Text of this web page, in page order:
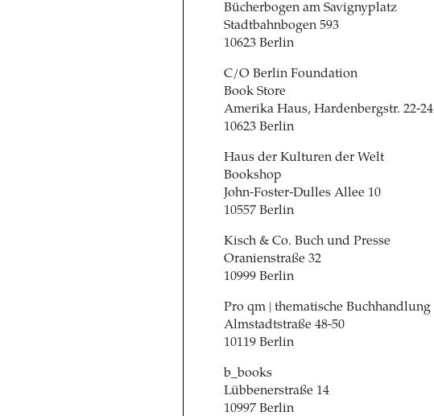
Bücherbogen am Savignyplatz
Stadtbahnbogen 593
10623 Berlin
C/O Berlin Foundation
Book Store
Amerika Haus, Hardenbergstr. 22-24
10623 Berlin
Haus der Kulturen der Welt
Bookshop
John-Foster-Dulles Allee 10
10557 Berlin
Kisch & Co. Buch und Presse
Oranienstraße 32
10999 Berlin
Pro qm | thematische Buchhandlung
Almstadtstraße 48-50
10119 Berlin
b_books
Lübbenerstraße 14
10997 Berlin